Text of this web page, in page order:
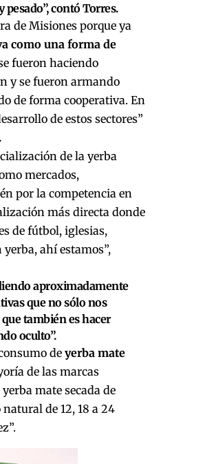
contó Torres.
de Misiones porque ya
como una forma de
fueron haciendo
y se fueron armando
de forma cooperativa. En
de estos sectores”
de la yerba
mercados,
por la competencia en
más directa donde
de fútbol, iglesias,
ahí estamos”,
aproximadamente
que no sólo nos
también es hacer
oculto”.
de yerba mate
de las marcas
mate secada de
de 12, 18 a 24